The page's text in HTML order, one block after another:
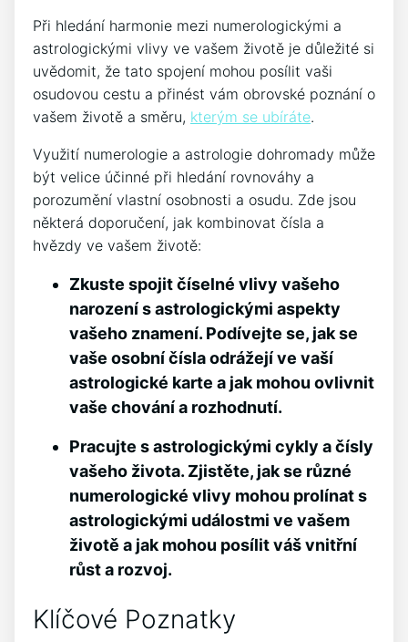
Při hledání harmonie mezi numerologickými a
astrologickými vlivy ve vašem životě je důležité si
uvědomit, že tato spojení mohou posílit vaši
osudovou cestu a přinést vám obrovské poznání o
vašem životě a směru, kterým se ubíráte.
Využití numerologie a astrologie dohromady může
být velice účinné při hledání rovnováhy a
porozumění vlastní osobnosti a osudu. Zde jsou
některá doporučení, jak kombinovat čísla a
hvězdy ve vašem životě:
Zkuste spojit číselné vlivy vašeho
narození s astrologickými aspekty
vašeho znamení. Podívejte se, jak se
vaše osobní čísla odrážejí ve vaší
astrologické karte a jak mohou ovlivnit
vaše chování a rozhodnutí.
Pracujte s astrologickými cykly a čísly
vašeho života. Zjistěte, jak se různé
numerologické vlivy mohou prolínat s
astrologickými událostmi ve vašem
životě a jak mohou posílit váš vnitřní
růst a rozvoj.
Klíčové Poznatky